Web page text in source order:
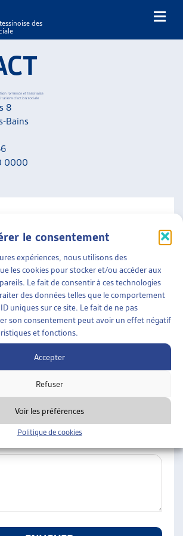
le consentement
expériences, nous utilisons des
les cookies pour stocker et/ou accéder aux
Le fait de consentir à ces technologies
des données telles que le comportement
uniques sur ce site. Le fait de ne pas
son consentement peut avoir un effet négatif
et fonctions.
Accepter
Refuser
Voir les préférences
Politique de cookies
des
8
Bains
0000
ne répondons pas aux messages liés
Adressez-vous en priorité
de votre canton.